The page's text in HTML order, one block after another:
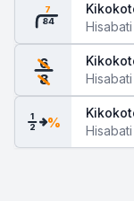
84
7
Hisabati
6
8
Hisabati
1
2 %
Hisabati